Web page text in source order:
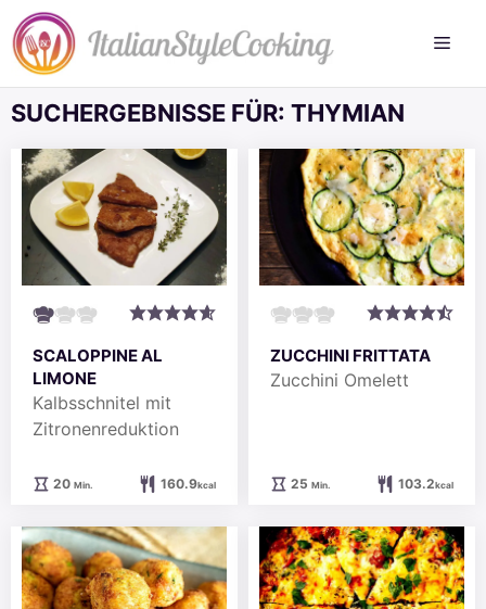
Zum
Inhalt
springen
SUCHERGEBNISSE FÜR: THYMIAN
SCALOPPINE AL
LIMONE
Kalbsschnitel mit
Zitronenreduktion
20Minuten
Min. 160.9kcal
ZUCCHINI FRITTATA
Zucchini Omelett
25Minuten
Min. 103.2kcal